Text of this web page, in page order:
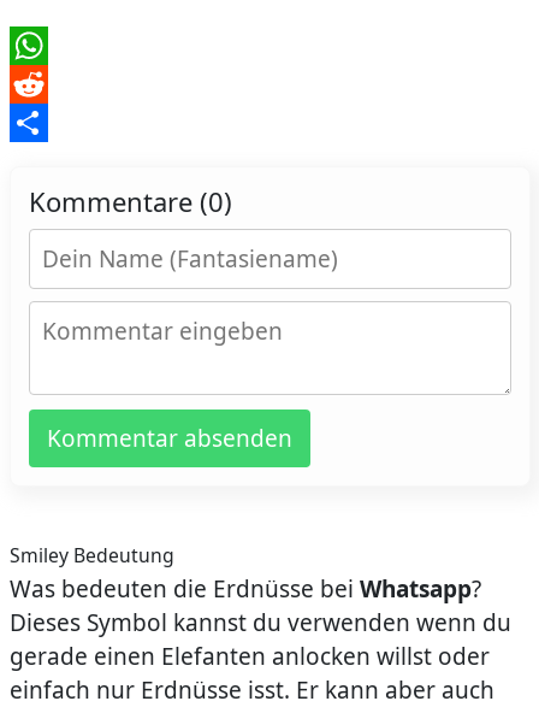
WhatsApp
Reddit
Kommentare (0)
Kommentar absenden
Smiley Bedeutung
Was bedeuten die Erdnüsse bei Whatsapp?
Dieses Symbol kannst du verwenden wenn du
gerade einen Elefanten anlocken willst oder
einfach nur Erdnüsse isst. Er kann aber auch